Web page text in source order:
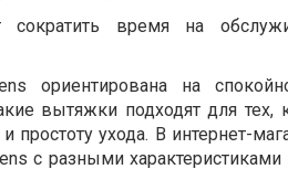
сократить время на
ориентирована на
вытяжки подходят для
простоту ухода. В интернет-
с разными